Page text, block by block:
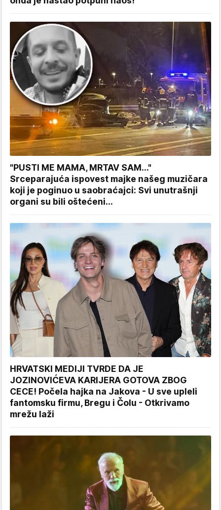
"PUSTI ME MAMA, MRTAV SAM..."
Srceparajuća ispovest majke našeg muzičara
koji je poginuo u saobraćajci: Svi unutrašnji
organi su bili oštećeni...
HRVATSKI MEDIJI TVRDE DA JE
JOZINOVIĆEVA KARIJERA GOTOVA ZBOG
CECE! Počela hajka na Jakova - U sve upleli
fantomsku firmu, Bregu i Čolu - Otkrivamo
mrežu laži